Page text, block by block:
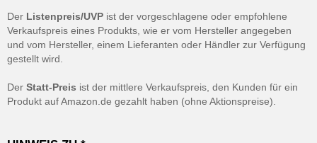
Der Listenpreis/UVP ist der vorgeschlagene oder empfohlene
Verkaufspreis eines Produkts, wie er vom Hersteller angegeben
und vom Hersteller, einem Lieferanten oder Händler zur Verfügung
gestellt wird.
Der Statt-Preis ist der mittlere Verkaufspreis, den Kunden für ein
Produkt auf Amazon.de gezahlt haben (ohne Aktionspreise).